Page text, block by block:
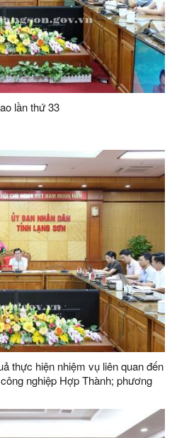
lần thứ 33
thực hiện nhiệm vụ liên quan đến
nghiệp Hợp Thành; phương
án Khu công nghiệp VSIP Lạng